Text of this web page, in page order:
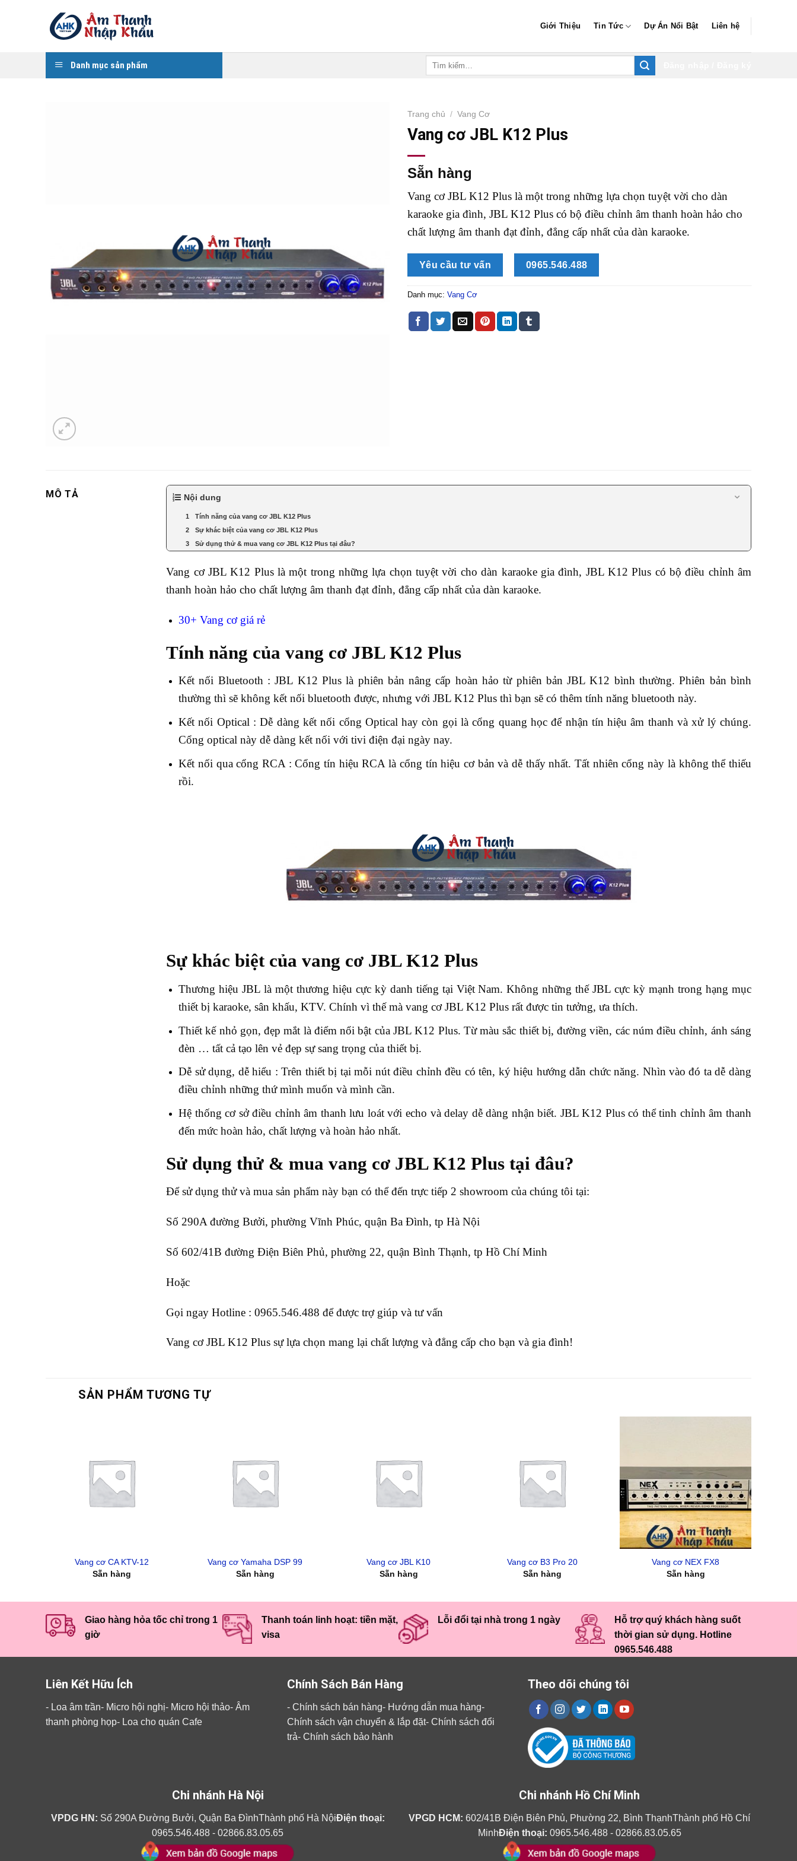
Giới Thiệu Tin Tức Dự Án Nổi Bật Liên hệ
Danh mục sản phẩm
Trang chủ / Vang Cơ
Vang cơ JBL K12 Plus
Sẵn hàng
Vang cơ JBL K12 Plus là một trong những lựa chọn tuyệt vời cho dàn
karaoke gia đình, JBL K12 Plus có bộ điều chỉnh âm thanh hoàn hảo cho
chất lượng âm thanh đạt đỉnh, đẳng cấp nhất của dàn karaoke.
Yêu cầu tư vấn 0965.546.488
Danh mục: Vang Cơ
MÔ TẢ Nội dung
Tính năng của vang cơ JBL K12 Plus
Sự khác biệt của vang cơ JBL K12 Plus
Sử dụng thử & mua vang cơ JBL K12 Plus tại đâu?
Vang cơ JBL K12 Plus là một trong những lựa chọn tuyệt vời cho dàn karaoke gia đình, JBL K12 Plus có bộ điều chỉnh âm
thanh hoàn hảo cho chất lượng âm thanh đạt đỉnh, đẳng cấp nhất của dàn karaoke.
30+ Vang cơ giá rẻ
Tính năng của vang cơ JBL K12 Plus
Kết nối Bluetooth : JBL K12 Plus là phiên bản nâng cấp hoàn hảo từ phiên bản JBL K12 bình thường. Phiên bản bình
thường thì sẽ không kết nối bluetooth được, nhưng với JBL K12 Plus thì bạn sẽ có thêm tính năng bluetooth này.
Kết nối Optical : Dễ dàng kết nối cổng Optical hay còn gọi là cổng quang học để nhận tín hiệu âm thanh và xử lý chúng.
Cổng optical này dễ dàng kết nối với tivi điện đại ngày nay.
Kết nối qua cổng RCA : Cổng tín hiệu RCA là cổng tín hiệu cơ bản và dễ thấy nhất. Tất nhiên cổng này là không thể thiếu
rồi.
Sự khác biệt của vang cơ JBL K12 Plus
Thương hiệu JBL là một thương hiệu cực kỳ danh tiếng tại Việt Nam. Không những thế JBL cực kỳ mạnh trong hạng mục
thiết bị karaoke, sân khấu, KTV. Chính vì thế mà vang cơ JBL K12 Plus rất được tin tưởng, ưa thích.
Thiết kế nhỏ gọn, đẹp mắt là điểm nổi bật của JBL K12 Plus. Từ màu sắc thiết bị, đường viền, các núm điều chỉnh, ánh sáng
đèn … tất cả tạo lên vẻ đẹp sự sang trọng của thiết bị.
Dễ sử dụng, dễ hiểu : Trên thiết bị tại mỗi nút điều chỉnh đều có tên, ký hiệu hướng dẫn chức năng. Nhìn vào đó ta dễ dàng
điều chỉnh những thứ mình muốn và mình cần.
Hệ thống cơ sở điều chỉnh âm thanh lưu loát với echo và delay dễ dàng nhận biết. JBL K12 Plus có thể tinh chỉnh âm thanh
đến mức hoàn hảo, chất lượng và hoàn hảo nhất.
Sử dụng thử & mua vang cơ JBL K12 Plus tại đâu?
Để sử dụng thử và mua sản phẩm này bạn có thể đến trực tiếp 2 showroom của chúng tôi tại:
Số 290A đường Bưởi, phường Vĩnh Phúc, quận Ba Đình, tp Hà Nội
Số 602/41B đường Điện Biên Phủ, phường 22, quận Bình Thạnh, tp Hồ Chí Minh
Hoặc
Gọi ngay Hotline : 0965.546.488 để được trợ giúp và tư vấn
Vang cơ JBL K12 Plus sự lựa chọn mang lại chất lượng và đẳng cấp cho bạn và gia đình!
SẢN PHẨM TƯƠNG TỰ
Vang cơ CA KTV-12
Sẵn hàng
Vang cơ Yamaha DSP 99
Sẵn hàng
Vang cơ JBL K10
Sẵn hàng
Vang cơ B3 Pro 20
Sẵn hàng
Vang cơ NEX FX8
Sẵn hàng
Giao hàng hỏa tốc chỉ trong 1
giờ
Thanh toán linh hoạt: tiền mặt,
visa
Lỗi đổi tại nhà trong 1 ngày
Hỗ trợ quý khách hàng suốt
thời gian sử dụng. Hotline
0965.546.488
Liên Kết Hữu Ích
- Loa âm trần- Micro hội nghị- Micro hội thảo- Âm
thanh phòng họp- Loa cho quán Cafe
Chính Sách Bán Hàng
- Chính sách bán hàng- Hướng dẫn mua hàng-
Chính sách vận chuyển & lắp đặt- Chính sách đổi
trả- Chính sách bảo hành
Theo dõi chúng tôi
Chi nhánh Hà Nội
VPDG HN: Số 290A Đường Bưởi, Quận Ba ĐìnhThành phố Hà NộiĐiện thoại:
0965.546.488 - 02866.83.05.65
Chi nhánh Hồ Chí Minh
VPGD HCM: 602/41B Điện Biên Phủ, Phường 22, Bình ThạnhThành phố Hồ Chí
MinhĐiện thoại: 0965.546.488 - 02866.83.05.65